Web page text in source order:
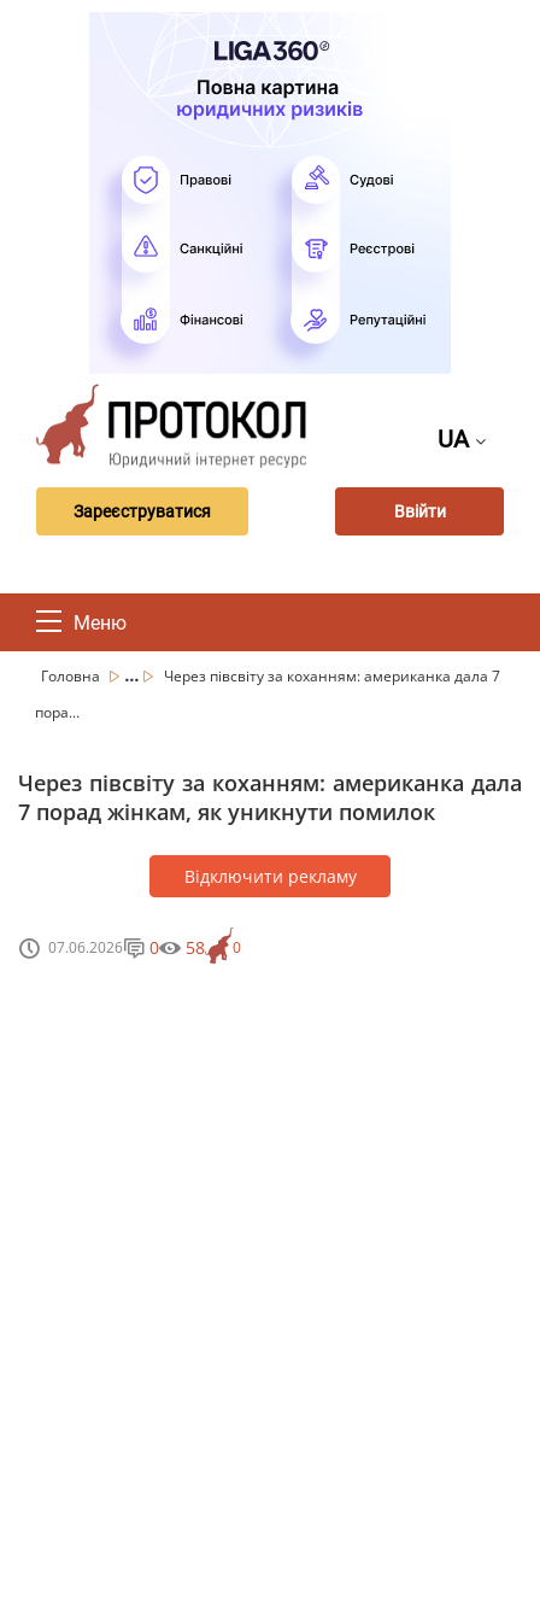
UA
Зареєструватися Ввійти
Меню
Головна ...
Через півсвіту за коханням: американка дала 7
пора...
Через півсвіту за коханням: американка дала
7 порад жінкам, як уникнути помилок
Відключити рекламу
07.06.2026 0
0 58